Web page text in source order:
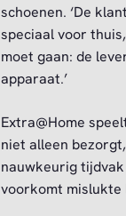
schoenen. ‘De
speciaal voor
moet gaan: de
apparaat.’
Extra@Home
niet alleen
nauwkeurig
voorkomt mislukte